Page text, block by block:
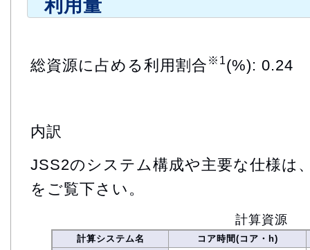
利用量
総資源に占める利用割合 ※1 (%): 0.24
内訳
JSS2のシステム構成や主要な仕様は
をご覧下さい。
計算資源
計算システム名
コア時間(コア・h)